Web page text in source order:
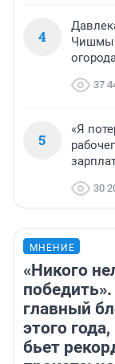
4
Чишмы
37
5
«Я
30
МНЕНИЕ
«Никого
главный
этого
бьет